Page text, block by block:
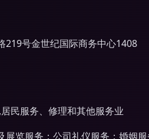
219号金世纪国际商务中心1408
民服务、修理和其他服务业
展览服务；公司礼仪服务；婚姻